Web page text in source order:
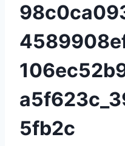
5fb2c